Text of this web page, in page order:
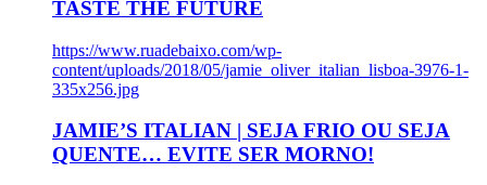
TASTE THE FUTURE
https://www.ruadebaixo.com/wp-
content/uploads/2018/05/jamie_oliver_italian_lisboa-3976-1-
335x256.jpg
JAMIE’S ITALIAN | SEJA FRIO OU SEJA
QUENTE… EVITE SER MORNO!